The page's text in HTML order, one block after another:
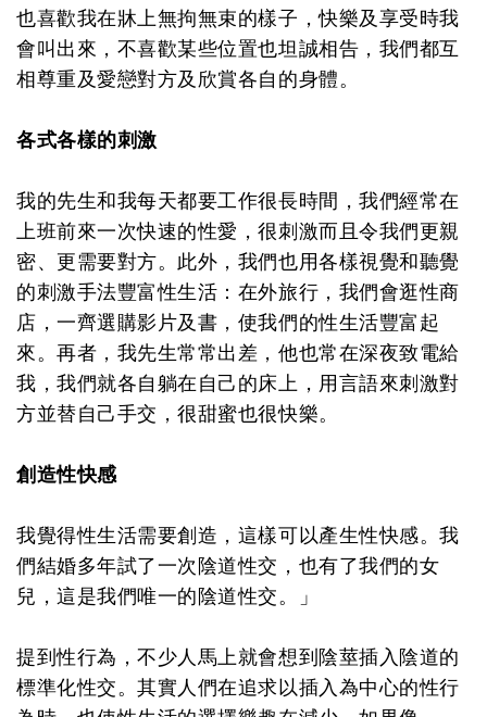
也喜歡我在牀上無拘無束的樣子，快樂及享受時我
會叫出來，不喜歡某些位置也坦誠相告，我們都互
相尊重及愛戀對方及欣賞各自的身體。
各式各樣的刺激
我的先生和我每天都要工作很長時間，我們經常在
上班前來一次快速的性愛，很刺激而且令我們更親
密、更需要對方。此外，我們也用各樣視覺和聽覺
的刺激手法豐富性生活：在外旅行，我們會逛性商
店，一齊選購影片及書，使我們的性生活豐富起
來。再者，我先生常常出差，他也常在深夜致電給
我，我們就各自躺在自己的床上，用言語來刺激對
方並替自己手交，很甜蜜也很快樂。
創造性快感
我覺得性生活需要創造，這樣可以產生性快感。我
們結婚多年試了一次陰道性交，也有了我們的女
兒，這是我們唯一的陰道性交。」
提到性行為，不少人馬上就會想到陰莖插入陰道的
標準化性交。其實人們在追求以插入為中心的性行